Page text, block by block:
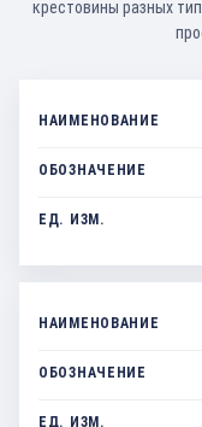
крестовины разных